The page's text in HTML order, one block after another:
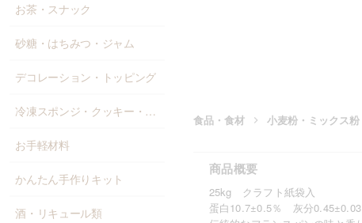
お茶・スナック
砂糖・はちみつ・ジャム
デコレーション・トッピング
冷凍スポンジ・クッキー・パン
お手軽材料
かんたん手作りキット
酒・リキュール類
食品・食材 小麦粉・ミックス
商品概要
25kg クラフト紙袋入
蛋白10.7±0.5％ 灰分0.45±0.03